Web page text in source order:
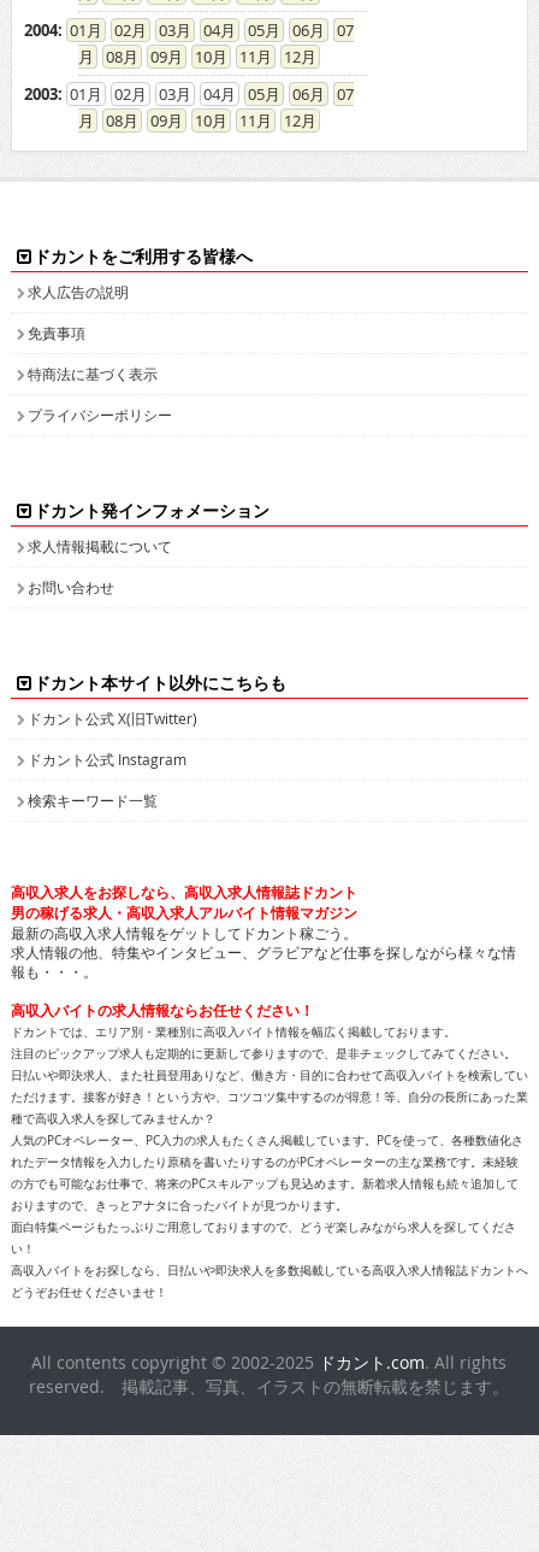
2004: 01 02 03 04 05 06
07
08
09 10 11
12
2003: 01 02 03 04 05 06
07
08
09 10 11 12
ドカントをご利用する皆様へ
求人広告の説明
免責事項
特商法に基づく表示
プライバシーポリシー
ドカント発インフォメーション
求人情報掲載について
お問い合わせ
ドカント本サイト以外にこちらも
ドカント公式 X(旧Twitter)
ドカント公式 Instagram
検索キーワード一覧
高収入求人をお探しなら、高収入求人情報誌ドカント
男の稼げる求人・高収入求人アルバイト情報マガジン
最新の高収入求人情報をゲットしてドカント稼ごう。
求人情報の他、特集やインタビュー、グラビアなど仕事を探しながら様々な情
報も・・・。
高収入バイトの求人情報ならお任せください！
ドカントでは、エリア別・業種別に高収入バイト情報を幅広く掲載しております。
注目のピックアップ求人も定期的に更新して参りますので、是非チェックしてみてください。
日払いや即決求人、また社員登用ありなど、働き方・目的に合わせて高収入バイトを検索してい
ただけます。接客が好き！という方や、コツコツ集中するのが得意！等、自分の長所にあった業
種で高収入求人を探してみませんか？
人気のPCオペレーター、PC入力の求人もたくさん掲載しています。PCを使って、各種数値化さ
れたデータ情報を入力したり原稿を書いたりするのがPCオペレーターの主な業務です。未経験
の方でも可能なお仕事で、将来のPCスキルアップも見込めます。新着求人情報も続々追加して
おりますので、きっとアナタに合ったバイトが見つかります。
面白特集ページもたっぷりご用意しておりますので、どうぞ楽しみながら求人を探してくださ
い！
高収入バイトをお探しなら、日払いや即決求人を多数掲載している高収入求人情報誌ドカントへ
どうぞお任せくださいませ！
All contents copyright © 2002-2025 ドカント.com. All rights
reserved. 掲載記事、写真、イラストの無断転載を禁じます。